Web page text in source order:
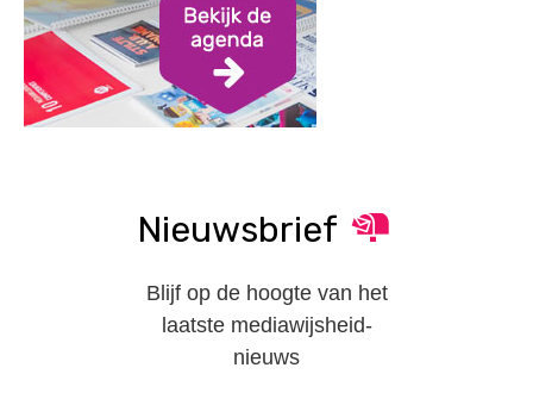
Nieuwsbrief
Blijf op de hoogte van het
laatste mediawijsheid-
nieuws